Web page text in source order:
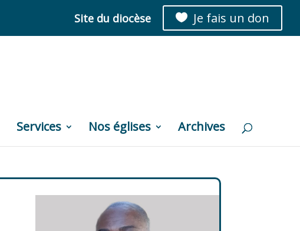
Site du diocèse  Je fais un don
Services Nos églises Archives